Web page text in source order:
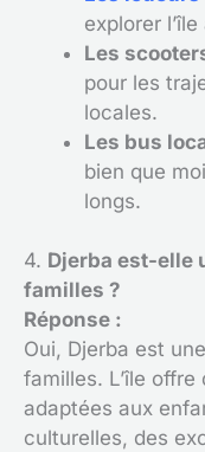
explorer
Les
pour les
locales.
Les bus
bien que
longs.
4. Djerba est-elle
familles ?
Réponse :
Oui, Djerba est
familles. L’île
adaptées aux
culturelles, des